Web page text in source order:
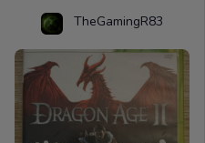
TheGamingR83